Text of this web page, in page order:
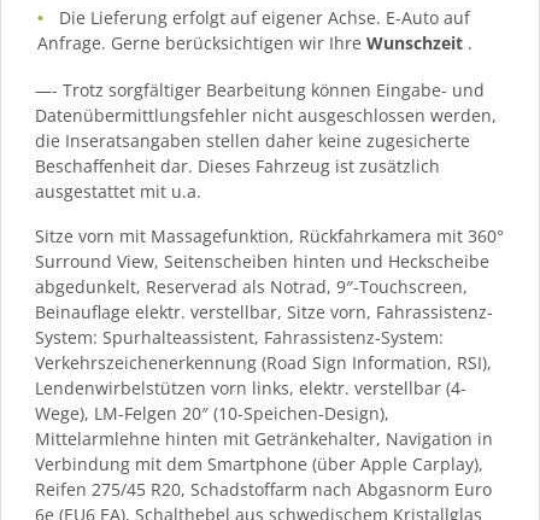
Die Lieferung erfolgt auf eigener Achse. E-Auto auf
Anfrage. Gerne berücksichtigen wir Ihre Wunschzeit .
—- Trotz sorgfältiger Bearbeitung können Eingabe- und
Datenübermittlungsfehler nicht ausgeschlossen werden,
die Inseratsangaben stellen daher keine zugesicherte
Beschaffenheit dar. Dieses Fahrzeug ist zusätzlich
ausgestattet mit u.a.
Sitze vorn mit Massagefunktion, Rückfahrkamera mit 360°
Surround View, Seitenscheiben hinten und Heckscheibe
abgedunkelt, Reserverad als Notrad, 9″-Touchscreen,
Beinauflage elektr. verstellbar, Sitze vorn, Fahrassistenz-
System: Spurhalteassistent, Fahrassistenz-System:
Verkehrszeichenerkennung (Road Sign Information, RSI),
Lendenwirbelstützen vorn links, elektr. verstellbar (4-
Wege), LM-Felgen 20″ (10-Speichen-Design),
Mittelarmlehne hinten mit Getränkehalter, Navigation in
Verbindung mit dem Smartphone (über Apple Carplay),
Reifen 275/45 R20, Schadstoffarm nach Abgasnorm Euro
6e (EU6 EA), Schalthebel aus schwedischem Kristallglas